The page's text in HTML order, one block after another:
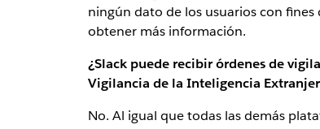
ningún dato de los usuarios con fines
obtener más información.
¿Slack puede recibir órdenes de
Vigilancia de la Inteligencia
No. Al igual que todas las demás